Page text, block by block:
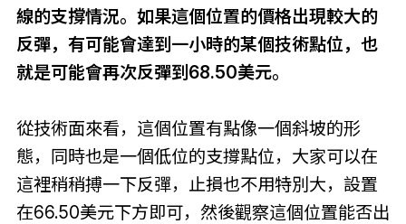
線的支撐情況。如果這個位置的價格出現較大的
反彈，有可能會達到一小時的某個技術點位，也
就是可能會再次反彈到68.50美元。
從技術面來看，這個位置有點像一個斜坡的形
態，同時也是一個低位的支撐點位，大家可以在
這裡稍稍搏一下反彈，止損也不用特別大，設置
在66.50美元下方即可，然後觀察這個位置能否出